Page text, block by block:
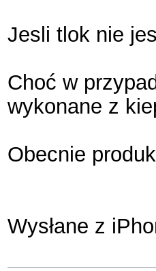
Jesli tlok nie
Choć w
wykonane z
Obecnie
Wysłane z